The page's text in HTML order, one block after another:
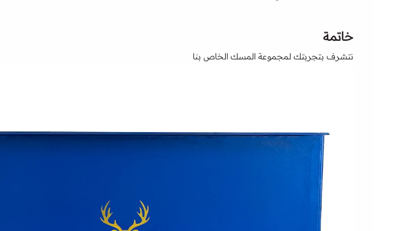
خاتمة
نتشرف بتجربتك لمجموعة المسك الخاص بنا